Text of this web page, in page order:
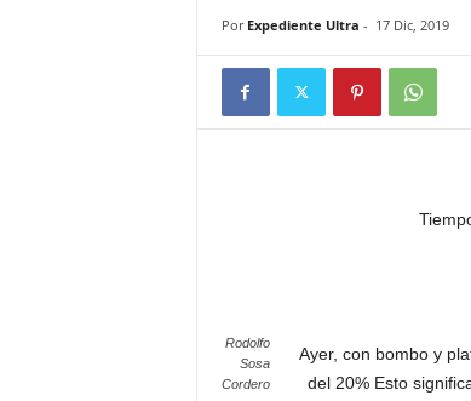
Por Expediente Ultra - 17 Dic, 2019
Rodolfo
Sosa
Cordero
Ayer, con bombo y
del 20% Esto